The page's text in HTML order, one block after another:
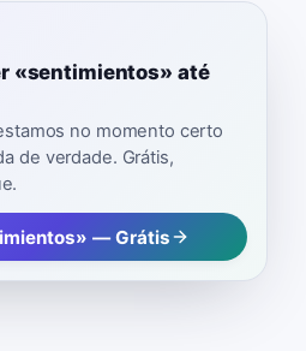
«sentimientos» até
no momento certo
de verdade. Grátis,
— Grátis